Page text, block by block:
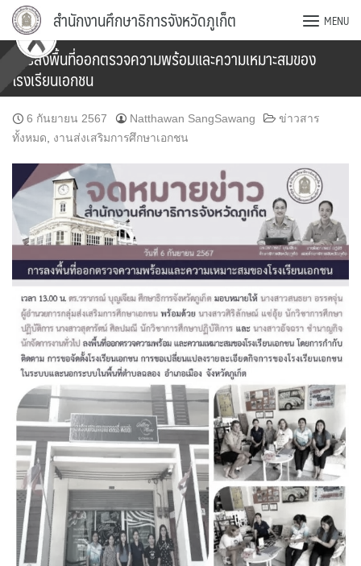
Skip
content
สำนักงานศึกษาธิการจังหวัดภูเก็ต MENU
การลงพื้นที่ออกตรวจความพร้อมและความเหมาะสมของ
โรงเรียนเอกชน
6 กันยายน 2567 Natthawan SangSawang
ข่าวสาร
ทั้งหมด
งานส่งเสริมการศึกษาเอกชน